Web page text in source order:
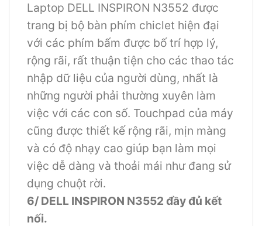
Laptop DELL INSPIRON N3552 được
trang bị bộ bàn phím chiclet hiện đại
với các phím bấm được bố trí hợp lý,
rộng rãi, rất thuận tiện cho các thao tác
nhập dữ liệu của người dùng, nhất là
những người phải thường xuyên làm
việc với các con số. Touchpad của máy
cũng được thiết kế rộng rãi, mịn màng
và có độ nhạy cao giúp bạn làm mọi
việc dễ dàng và thoải mái như đang sử
dụng chuột rời.
6/ DELL INSPIRON N3552 đầy đủ kết
nối.